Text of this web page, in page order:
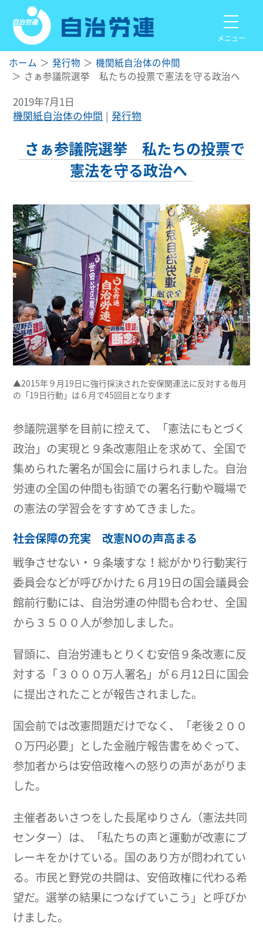
メニュー
ホーム 発行物
機関紙自治体の仲間
さぁ参議院選挙 私たちの投票で憲法を守る政治へ
2019年7月1日
機関紙自治体の仲間
発行物
さぁ参議院選挙 私たちの投票で
憲法を守る政治へ
▲2015年９月19日に強行採決された安保関連法に反対する毎月
の「19日行動」は６月で45回目となります
参議院選挙を目前に控えて、「憲法にもとづく
政治」の実現と９条改憲阻止を求めて、全国で
集められた署名が国会に届けられました。自治
労連の全国の仲間も街頭での署名行動や職場で
の憲法の学習会をすすめてきました。
社会保障の充実 改憲NOの声高まる
戦争させない・９条壊すな！総がかり行動実行
委員会などが呼びかけた６月19日の国会議員会
館前行動には、自治労連の仲間も合わせ、全国
から３５００人が参加しました。
冒頭に、自治労連もとりくむ安倍９条改憲に反
対する「３０００万人署名」が６月12日に国会
に提出されたことが報告されました。
国会前では改憲問題だけでなく、「老後２００
０万円必要」とした金融庁報告書をめぐって、
参加者からは安倍政権への怒りの声があがりま
した。
主催者あいさつをした長尾ゆりさん（憲法共同
センター）は、「私たちの声と運動が改憲にブ
レーキをかけている。国のあり方が問われてい
る。市民と野党の共闘は、安倍政権に代わる希
望だ。選挙の結果につなげていこう」と呼びか
けました。